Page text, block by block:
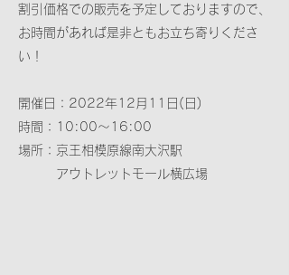
割引価格での販売を予定しておりますので、
お時間があれば是非ともお立ち寄りくださ
い！
​開催日：2022年12月11日(日)
時間：10:00～16:00
場所：京王相模原線南大沢駅
アウトレットモール横広場